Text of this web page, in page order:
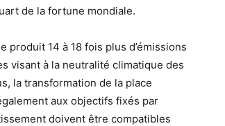
de la fortune mondiale.
produit 14 à 18 fois plus d’émissions
visant à la neutralité climatique des
la transformation de la place
aux objectifs fixés par
doivent être compatibles